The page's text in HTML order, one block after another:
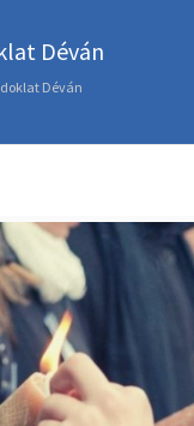
Déván
Déván